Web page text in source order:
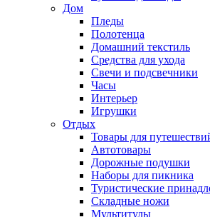
Дом
Пледы
Полотенца
Домашний текстиль
Средства для ухода
Свечи и подсвечники
Часы
Интерьер
Игрушки
Отдых
Товары для
Автотовары
Дорожные подушки
Наборы для пикника
Туристические
Складные ножи
Мультитулы